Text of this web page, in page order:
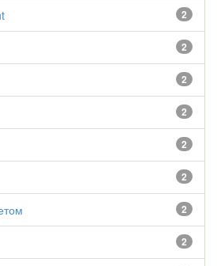
2
2
2
2
2
2
2
2